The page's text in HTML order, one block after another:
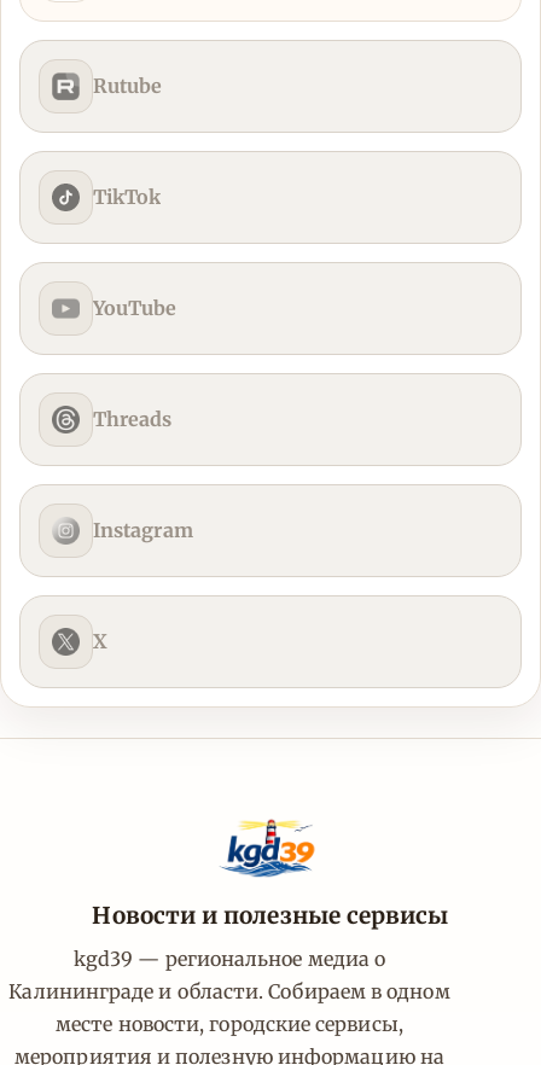
Rutube
TikTok
YouTube
Threads
Instagram
X
Новости и полезные сервисы
kgd39 — региональное медиа о
Калининграде и области. Собираем в одном
месте новости, городские сервисы,
мероприятия и полезную информацию на